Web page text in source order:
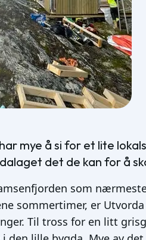
mye å si for et lite
det de kan for å
som
sommertimer, er
Til tross for en litt